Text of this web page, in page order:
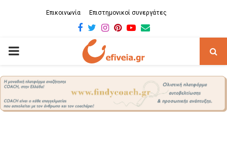
Επικοινωνία Επιστημονικοί συνεργάτες
Facebook
TwitterInstagram
Pinterest
Youtube
Email
PRIMARY
MENU